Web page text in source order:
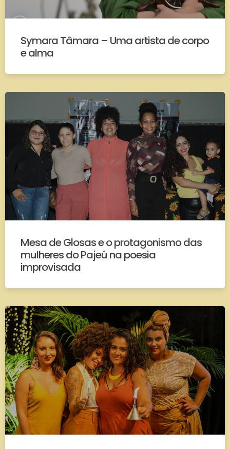
Symara Tâmara – Uma artista de corpo
e alma
Mesa de Glosas e o protagonismo das
mulheres do Pajeú na poesia
improvisada